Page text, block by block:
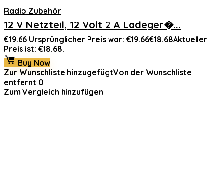
Radio Zubehör
12 V Netzteil, 12 Volt 2 A Ladeger�...
€19.66 Ursprünglicher Preis war: €19.66€18.68Aktueller
Preis ist: €18.68.
Buy Now
Zur Wunschliste hinzugefügtVon der Wunschliste
entfernt 0
Zum Vergleich hinzufügen